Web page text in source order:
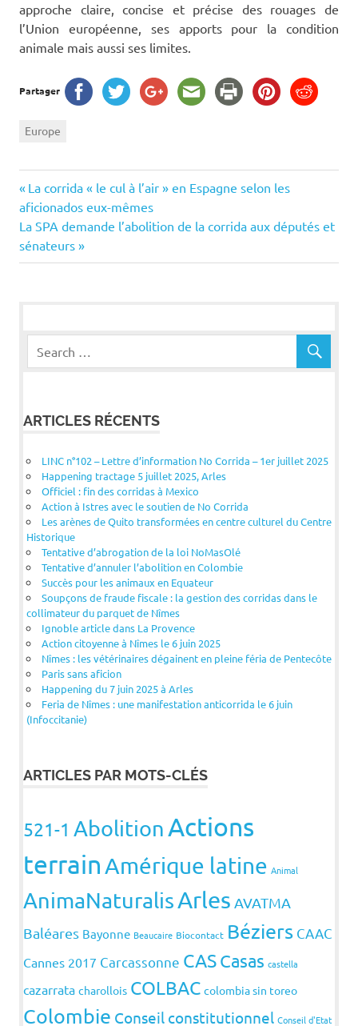
approche claire, concise et précise des rouages de
l’Union européenne, ses apports pour la condition
animale mais aussi ses limites.
Partager
Europe
Navigation
de
l’article
Previous
Post:
La corrida « le cul à l’air » en Espagne selon les
aficionados eux-mêmes
Next
Post:
La SPA demande l’abolition de la corrida aux députés et
sénateurs
ARTICLES RÉCENTS
LINC n°102 – Lettre d’information No Corrida – 1er juillet 2025
Happening tractage 5 juillet 2025, Arles
Officiel : fin des corridas à Mexico
Action à Istres avec le soutien de No Corrida
Les arènes de Quito transformées en centre culturel du Centre
Historique
Tentative d’abrogation de la loi NoMasOlé
Tentative d’annuler l’abolition en Colombie
Succès pour les animaux en Equateur
Soupçons de fraude fiscale : la gestion des corridas dans le
collimateur du parquet de Nîmes
Ignoble article dans La Provence
Action citoyenne à Nîmes le 6 juin 2025
Nîmes : les vétérinaires dégainent en pleine féria de Pentecôte
Paris sans aficion
Happening du 7 juin 2025 à Arles
Feria de Nîmes : une manifestation anticorrida le 6 juin
(Infoccitanie)
ARTICLES PAR MOTS-CLÉS
521-1 AbolitionActions
terrainAmérique latine Animal
AnimaNaturalisArles AVATMA
Baléares Bayonne Beaucaire Biocontact Béziers CAAC
Cannes 2017 Carcassonne CASCasas castella
cazarrata charollois COLBAC colombia sin toreo
Colombie Conseil constitutionnel Conseil d'Etat